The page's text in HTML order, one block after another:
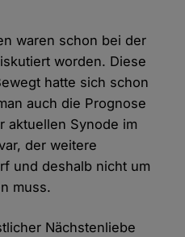
waren schon bei der
worden. Diese
hatte sich schon
auch die Prognose
aktuellen Synode im
der weitere
und deshalb nicht um
muss.
Nächstenliebe